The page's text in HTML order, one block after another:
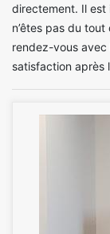
directement. Il est
n’êtes pas du
rendez-vous
satisfaction après